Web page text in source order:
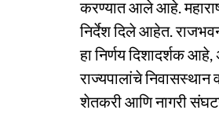
करण्यात आले आहे.
निर्देश दिले आहेत.
हा निर्णय दिशादर्शक
राज्यपालांचे निवासस्थान
शेतकरी आणि नागरी